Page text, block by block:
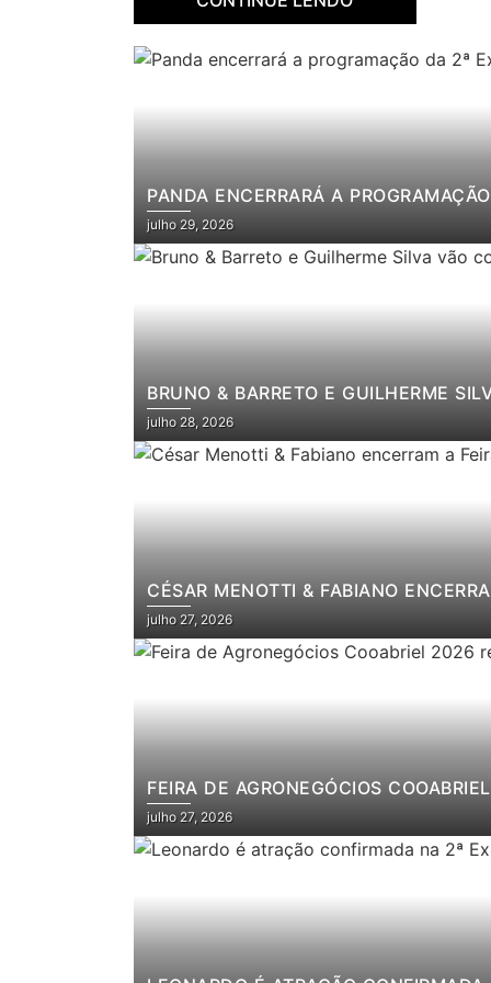
PANDA ENCERRARÁ A
julho 29, 2026
BRUNO & BARRETO E GUILHERME
julho 28, 2026
CÉSAR MENOTTI & FABIANO
julho 27, 2026
FEIRA DE AGRONEGÓCIOS
julho 27, 2026